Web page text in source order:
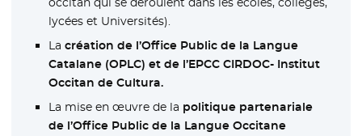
lycées et Universités).
La création de l’Office Public de la Langue
Catalane (OPLC) et de l’EPCC CIRDOC- Institut
Occitan de Cultura.
La mise en œuvre de la politique partenariale
de l’Office Public de la Langue Occitane